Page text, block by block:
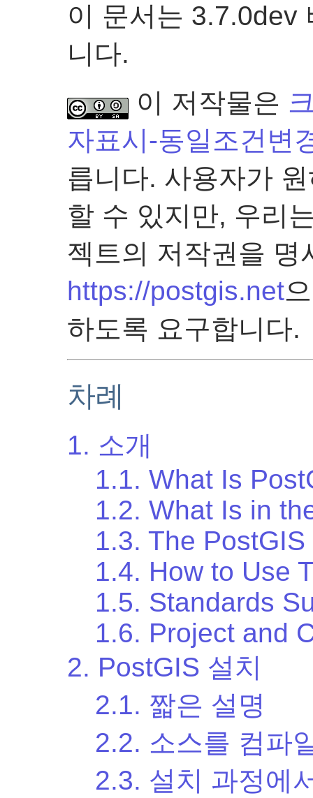
이 문서는 3.7.0dev
니다.
이 저작물은
자표시-동일조건변
릅니다. 사용자가
할 수 있지만, 우리
젝트의 저작권을 명
https://postgis.net
하도록 요구합니다.
차례
1. 소개
1.1. What Is
1.2. What Is in
1.3. The
1.4. How to Use
1.5. Standards
1.6. Project and
2. PostGIS 설치
2.1. 짧은 설명
2.2. 소스를 컴파
2.3. 설치 과정에